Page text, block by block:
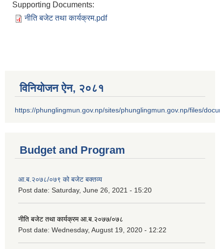
Supporting Documents:
नीति बजेट तथा कार्यक्रम.pdf
विनियोजन ऐन‚ २०८१
https://phunglingmun.gov.np/sites/phunglingmun.gov.np/files/
Budget and Program
आ.ब.२०७८/०७९ को बजेट बक्तव्य
Post date: Saturday, June 26, 2021 - 15:20
नीति बजेट तथा कार्यक्रम आ.ब.२०७७/०७८
Post date: Wednesday, August 19, 2020 - 12:22